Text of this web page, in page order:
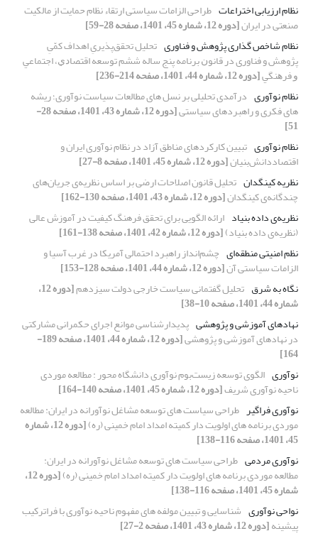
نظام ارزیابی اختراعات طراحی الزامات سیاستی ارتقاء نظام حمایت از مالکیت
صنعتی در ایران[دوره 12، شماره 45، 1401، صفحه 28-59]
نظام شاخص گذاری پژوهش و فناوری تحلیل تحقق‌پذیریِ اهداف کمّیِ
پژوهش و فناوری در ﻗﺎﻧﻮﻥ ﺑﺮﻧﺎﻣﻪ پنج ساله ﺷﺸﻢ ﺗﻮﺳﻌﻪ ﺍﻗﺘﺼﺎﺩﻱ، ﺍﺟﺘﻤﺎﻋﻲ
ﻭ ﻓﺮﻫﻨﮕﻲ[دوره 12، شماره 44، 1401، صفحه 214-236]
نظام نوآوری درآمدی تحلیلی بر نسل های مطالعات سیاست نوآوری؛ ریشه
های فکری و راهبردهای سیاستی [دوره 12، شماره 43، 1401، صفحه 28-
51]
نظام نوآوری تبیین کارکردهای مناطق آزاد در نظام نوآوری ایران و
اقتصاددانش‌بنیان[دوره 12، شماره 45، 1401، صفحه 8-27]
نظریه کینگدان تحلیل قانون اصلاحات ارضی بر اساس نظریه‌ی جریان‌های
چند‌گانه‌ی کینگدان[دوره 12، شماره 43، 1401، صفحه 130-162]
نظریه‌ی داده بنیاد ارائه الگویی برای تحقق فرهنگ کیفیت در آموزش عالی
(نظریه‌ی داده بنیاد)[دوره 12، شماره 42، 1401، صفحه 138-161]
نظم امنیتی منطقه‌ای چشم‌انداز راهبرد احتمالی آمریکا در غرب آسیا و
الزامات سیاستی آن[دوره 12، شماره 44، 1401، صفحه 128-153]
نگاه به شرق تحلیل گفتمانی سیاست خارجی دولت سیزدهم [دوره 12،
شماره 44، 1401، صفحه 10-38]
نهادهای آموزشی و پژوهشی پدیدارشناسی موانع اجرای حکمرانی مشارکتی
در نهادهای آموزشی و پژوهشی [دوره 12، شماره 44، 1401، صفحه 189-
164]
نوآوری الگوی توسعه زیست‌بوم‌ نوآوری دانشگاه محور : مطالعه موردی
ناحیه نوآوری شریف[دوره 12، شماره 45، 1401، صفحه 140-164]
نوآوری فراگیر طراحی سیاست های توسعه مشاغل نوآورانه در ایران: مطالعه
موردی برنامه های اولویت دار کمیته امداد امام خمینی (ره) [دوره 12، شماره
45، 1401، صفحه 116-138]
نوآوری مردمی طراحی سیاست های توسعه مشاغل نوآورانه در ایران:
مطالعه موردی برنامه های اولویت دار کمیته امداد امام خمینی (ره) [دوره 12،
شماره 45، 1401، صفحه 116-138]
نواحی نوآوری شناسایی و تبیین مولفه های مفهوم ناحیه نوآوری با فرا‌ترکیب
پیشینه[دوره 12، شماره 43، 1401، صفحه 2-27]